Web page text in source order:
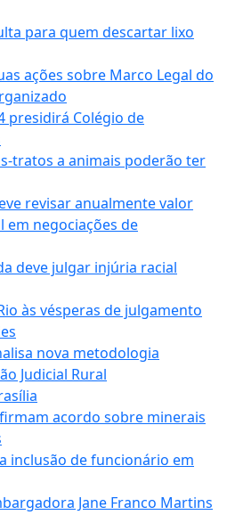
para quem descartar lixo
ações sobre Marco Legal do
presidirá Colégio de
tratos a animais poderão ter
revisar anualmente valor
em negociações de
deve julgar injúria racial
às vésperas de julgamento
nova metodologia
Judicial Rural
acordo sobre minerais
inclusão de funcionário em
Jane Franco Martins